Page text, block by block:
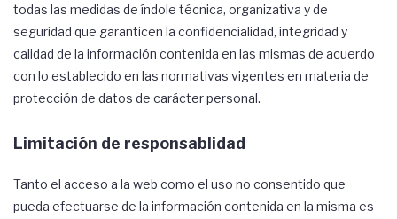
todas las medidas de índole técnica, organizativa y de
seguridad que garanticen la confidencialidad, integridad y
calidad de la información contenida en las mismas de acuerdo
con lo establecido en las normativas vigentes en materia de
protección de datos de carácter personal.
Limitación de responsablidad
Tanto el acceso a la web como el uso no consentido que
pueda efectuarse de la información contenida en la misma es